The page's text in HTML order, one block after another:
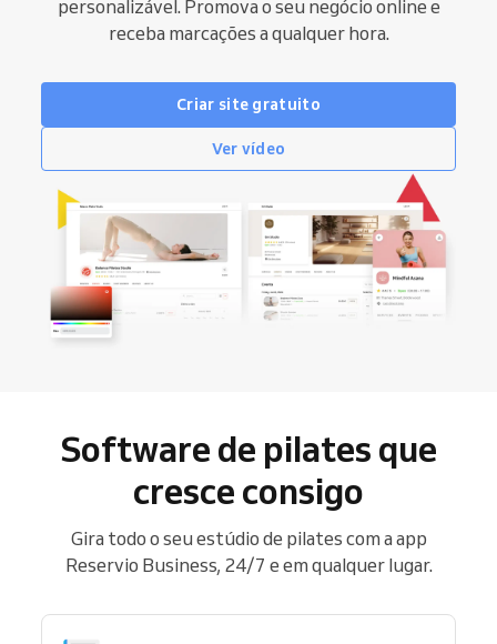
personalizável. Promova o seu negócio online e
receba marcações a qualquer hora.
Criar site gratuito
Ver vídeo
Software de pilates que
cresce consigo
Gira todo o seu estúdio de pilates com a app
Reservio Business, 24/7 e em qualquer lugar.